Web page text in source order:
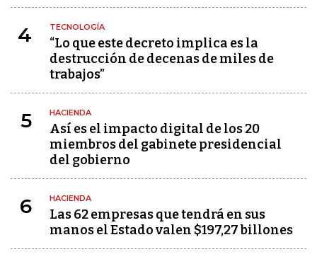
4 TECNOLOGÍA
“Lo que este decreto implica es la
destrucción de decenas de miles de
trabajos”
5 HACIENDA
Así es el impacto digital de los 20
miembros del gabinete presidencial
del gobierno
6 HACIENDA
Las 62 empresas que tendrá en sus
manos el Estado valen $197,27 billones